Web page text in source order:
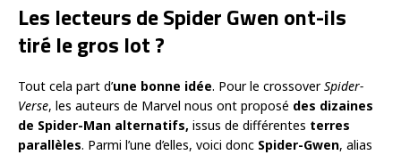
Les lecteurs de Spider Gwen ont-ils
tiré le gros lot ?
Tout cela part d’une bonne idée. Pour le crossoverSpider-
Verse, les auteurs de Marvel nous ont proposé des dizaines
de Spider-Man alternatifs, issus de différentes terres
parallèles. Parmi l’une d’elles, voici donc Spider-Gwen, alias